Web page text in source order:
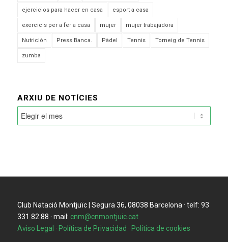
ejercicios para hacer en casa esport a casa
exercicis per a fer a casa mujer mujer trabajadora
Nutrición Press Banca. Pàdel Tennis Torneig de Tennis
zumba
ARXIU DE NOTÍCIES
Club Natació Montjuïc | Segura 36, 08038 Barcelona · telf: 93
331 82 88 · mail: cnm@cnmontjuic.cat
Aviso Legal · Política de Privacidad · Política de cookies